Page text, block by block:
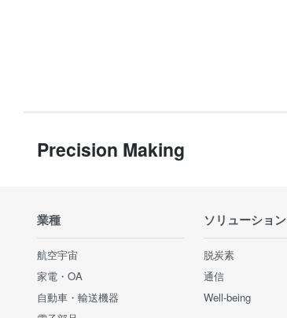
Precision Making
業種
航空宇宙
家電・OA
自動車・輸送機器
ソリューション
脱炭素
通信
Well-being